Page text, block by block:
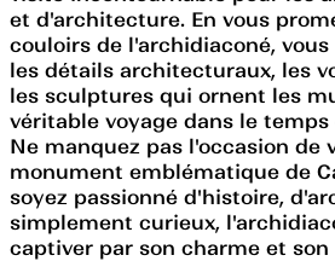
et d'architecture. En vous
couloirs de l'archidiaconé,
les détails architecturaux, les
les sculptures qui ornent les
véritable voyage dans le
Ne manquez pas l'occasion de
monument emblématique de
soyez passionné d'histoire,
simplement curieux,
captiver par son charme et